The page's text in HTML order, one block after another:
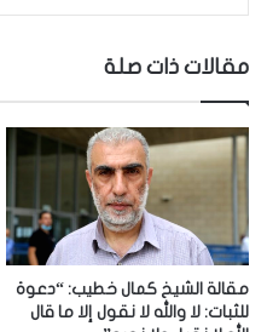
مقالات ذات صلة
مقالة الشيخ كمال خطيب: “دعوة
للثبات: لا والله لا نقول إلا ما قال